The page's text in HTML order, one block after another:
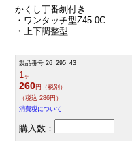
かくし丁番刎付き
・ワンタッチ型Z45‐0C
・上下調整型
製品番号 26_295_43
1 ヶ
260円（税別）
（税込 286円）
消費税について
購入数：